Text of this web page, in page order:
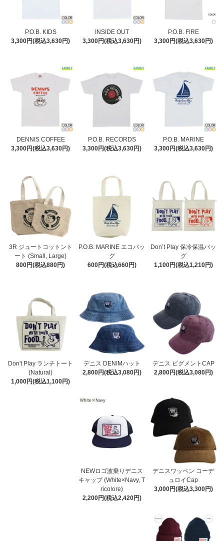
P.O.B. KIDS
3,300円(税込3,630円)
INSIDE OUT
3,300円(税込3,630円)
P.O.B. FIRE
3,300円(税込3,630円)
DENNIS COFFEE
3,300円(税込3,630円)
P.O.B. RECORDS
3,300円(税込3,630円)
P.O.B. MARINE
3,300円(税込3,630円)
3R ジュートコットント
ート (Small, Large)
800円(税込880円)
P.O.B. MARINE エコバッ
グ
600円(税込660円)
Don’t Play 保冷保温バッ
グ
1,100円(税込1,210円)
Don't Play ランチトート
(Natural)
1,000円(税込1,100円)
デニス DENIMハット
2,800円(税込3,080円)
デニス ピグメントCAP
2,800円(税込3,080円)
NEWロゴ波乗りデニス
キャップ (White×Navy, T
ricolore)
2,200円(税込2,420円)
デニスワッペン コーデ
ュロイCap
3,000円(税込3,300円)